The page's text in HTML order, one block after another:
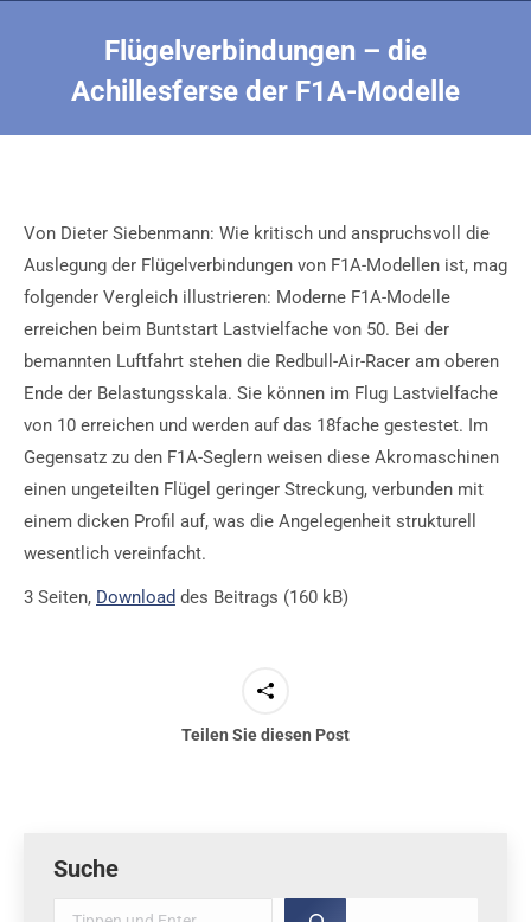
Flügelverbindungen – die
Achillesferse der F1A-Modelle
Von Dieter Siebenmann: Wie kritisch und anspruchsvoll die
Auslegung der Flügelverbindungen von F1A-Modellen ist, mag
folgender Vergleich illustrieren: Moderne F1A-Modelle
erreichen beim Buntstart Lastvielfache von 50. Bei der
bemannten Luftfahrt stehen die Redbull-Air-Racer am oberen
Ende der Belastungsskala. Sie können im Flug Lastvielfache
von 10 erreichen und werden auf das 18fache gestestet. Im
Gegensatz zu den F1A-Seglern weisen diese Akromaschinen
einen ungeteilten Flügel geringer Streckung, verbunden mit
einem dicken Profil auf, was die Angelegenheit strukturell
wesentlich vereinfacht.
3 Seiten, Download des Beitrags (160 kB)
Teilen Sie diesen Post
Suche
Suche